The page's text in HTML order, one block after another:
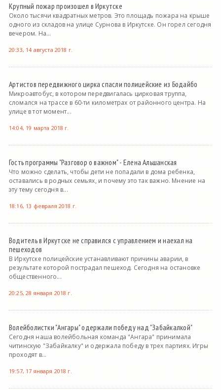
Крупный пожар произошел в Иркутске
Около тысячи квадратных метров. Это площадь пожара на крыше
одного из складов на улице Сурнова в Иркутске. Он горел сегодня
вечером. На...
20:33, 14 августа 2018 г.
Артистов передвижного цирка спасли полицейские из Бодайбо
Микроавтобус, в котором передвигалась цирковая труппа,
сломался на трассе в 60-ти километрах от районного центра. На
улице в тот момент...
14:04, 19 марта 2018 г.
Гость программы "Разговор о важном" - Елена Альшанская
Что можно сделать, чтобы дети не попадали в дома ребенка,
оставались в родных семьях, и почему это так важно. Мнение на
эту тему сегодня в...
18:16, 13 февраля 2018 г.
Водитель в Иркутске не справился с управлением и наехал на
пешеходов
В Иркутске полицейские устанавливают причины аварии, в
результате которой пострадал пешеход. Сегодня на остановке
общественного...
20:25, 28 января 2018 г.
Волейболистки "Ангары" одержали победу над "Забайкалкой"
Сегодня наша волейбольная команда "Ангара" принимала
читинскую "Забайкалку" и одержала победу в трех партиях. Игры
проходят в...
19:57, 17 января 2018 г.